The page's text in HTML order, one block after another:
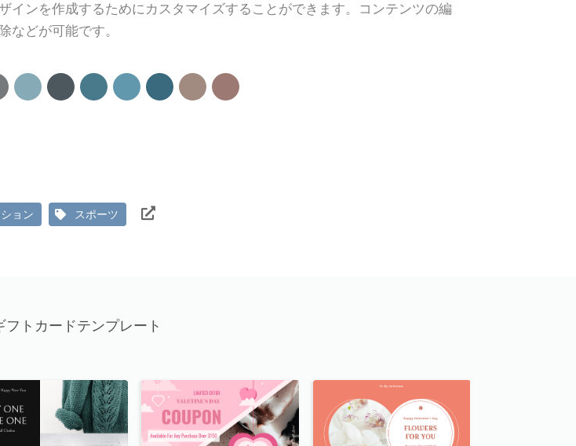
ンを作成するためにカスタマイズすることができます。コンテンツの編
どが可能です。
ョン スポーツ
フトカードテンプレート